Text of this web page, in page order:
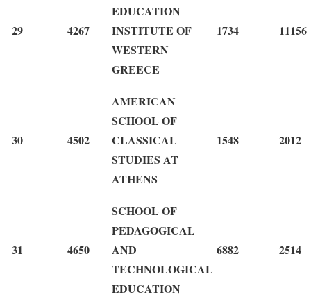
29 4267
EDUCATION
INSTITUTE OF
WESTERN
GREECE
1734 11156
30 4502
AMERICAN
SCHOOL OF
CLASSICAL
STUDIES AT
ATHENS
1548 2012
31 4650
SCHOOL OF
PEDAGOGICAL
AND
TECHNOLOGICAL
EDUCATION
6882 2514